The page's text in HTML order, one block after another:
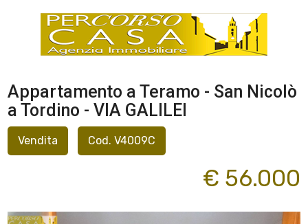
Appartamento a Teramo - San Nicolò
a Tordino - VIA GALILEI
Vendita Cod. V4009C
€ 56.000